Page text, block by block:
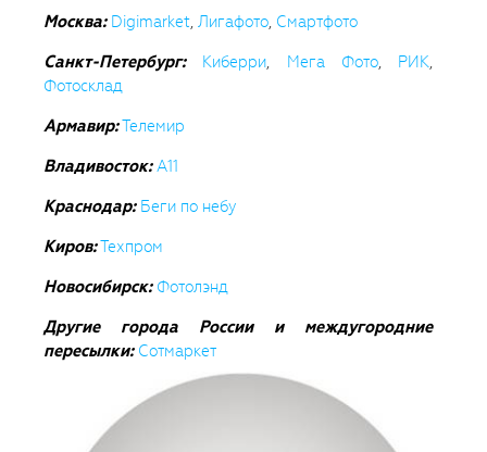
Москва: Digimarket, Лигафото, Смартфото
Санкт-Петербург:
Киберри, Мега Фото, РИК,
Фотосклад
Армавир:Телемир
Владивосток: А11
Краснодар: Беги по небу
Киров:Техпром
Новосибирск: Фотолэнд
Другие города России и междугородние
пересылки: Сотмаркет